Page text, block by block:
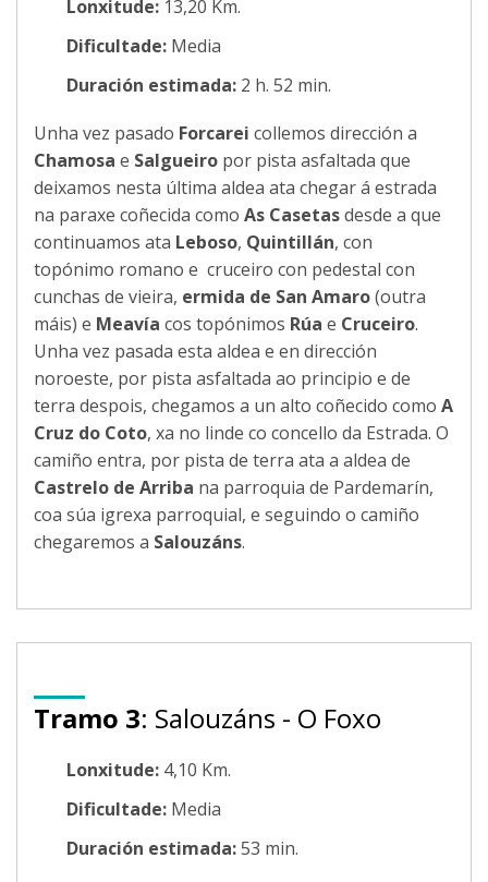
Lonxitude: 13,20 Km.
Dificultade: Media
Duración estimada: 2 h. 52 min.
Unha vez pasado Forcarei collemos dirección a
Chamosa e Salgueiro por pista asfaltada que
deixamos nesta última aldea ata chegar á estrada
na paraxe coñecida como As Casetasdesde a que
continuamos ata Leboso, Quintillán, con
topónimo romano e cruceiro con pedestal con
cunchas de vieira, ermida de San Amaro(outra
máis) e Meavía cos topónimos Rúa e Cruceiro.
Unha vez pasada esta aldea e en dirección
noroeste, por pista asfaltada ao principio e de
terra despois, chegamos a un alto coñecido como A
Cruz do Coto, xa no linde co concello da Estrada. O
camiño entra, por pista de terra ata a aldea de
Castrelo de Arriba na parroquia de Pardemarín,
coa súa igrexa parroquial, e seguindo o camiño
chegaremos a Salouzáns.
Tramo 3: Salouzáns - O Foxo
Lonxitude: 4,10 Km.
Dificultade: Media
Duración estimada:53 min.